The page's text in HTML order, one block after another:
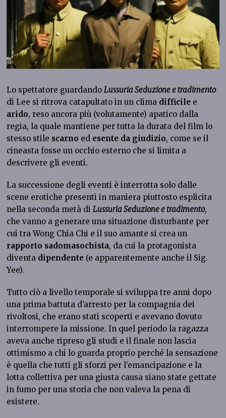
Lo spettatore guardandoLussuria Seduzione e tradimento
di Lee si ritrova catapultato in un clima difficile e
arido, reso ancora più (volutamente) apatico dalla
regia, la quale mantiene per tutta la durata del film lo
stesso stile scarno ed esente da giudizio, come se il
cineasta fosse un occhio esterno che si limita a
descrivere gli eventi.
La successione degli eventi è interrotta solo dalle
scene erotiche presenti in maniera piuttosto esplicita
nella seconda metà diLussuria Seduzione e tradimento,
che vanno a generare una situazione disturbante per
cui tra Wong Chia Chi e il suo amante si crea un
rapporto sadomasochista, da cui la protagonista
diventa dipendente (e apparentemente anche il Sig.
Yee).
Tutto ciò a livello temporale si sviluppa tre anni dopo
una prima battuta d’arresto per la compagnia dei
rivoltosi, che erano stati scoperti e avevano dovuto
interrompere la missione. In quel periodo la ragazza
aveva anche ripreso gli studi e il finale non lascia
ottimismo a chi lo guarda proprio perché la sensazione
è quella che tutti gli sforzi per l’emancipazione e la
lotta collettiva per una giusta causa siano state gettate
in fumo per una storia che non valeva la pena di
esistere.